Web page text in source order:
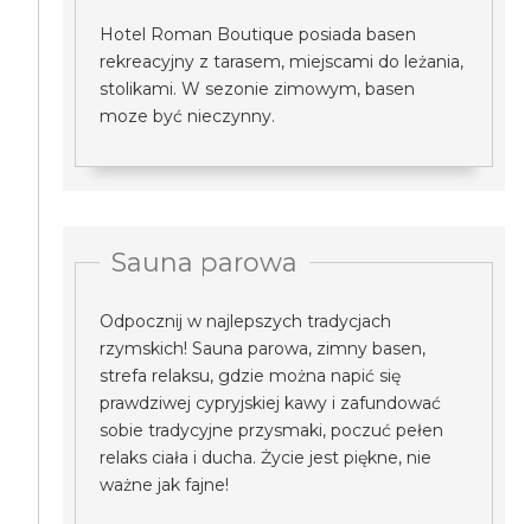
Hotel Roman Boutique posiada basen
rekreacyjny z tarasem, miejscami do leżania,
stolikami. W sezonie zimowym, basen
moze być nieczynny.
Sauna parowa
Odpocznij w najlepszych tradycjach
rzymskich! Sauna parowa, zimny basen,
strefa relaksu, gdzie można napić się
prawdziwej cypryjskiej kawy i zafundować
sobie tradycyjne przysmaki, poczuć pełen
relaks ciała i ducha. Życie jest piękne, nie
ważne jak fajne!